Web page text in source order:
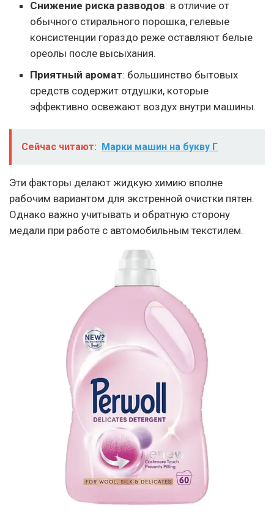
Снижение риска разводов: в отличие от
обычного стирального порошка, гелевые
консистенции гораздо реже оставляют белые
ореолы после высыхания.
Приятный аромат: большинство бытовых
средств содержит отдушки, которые
эффективно освежают воздух внутри машины.
Сейчас читают: Марки машин на букву Г
Эти факторы делают жидкую химию вполне
рабочим вариантом для экстренной очистки пятен.
Однако важно учитывать и обратную сторону
медали при работе с автомобильным текстилем.